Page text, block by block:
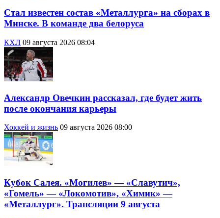
Стал известен состав «Металлурга» на сборах в
Минске. В команде два белоруса
КХЛ 09 августа 2026 08:04
Александр Овечкин рассказал, где будет жить
после окончания карьеры
Хоккей и жизнь 09 августа 2026 08:00
Кубок Салея. «Могилев» — «Славутич»,
«Гомель» — «Локомотив», «Химик» —
«Металлург». Трансляции 9 августа